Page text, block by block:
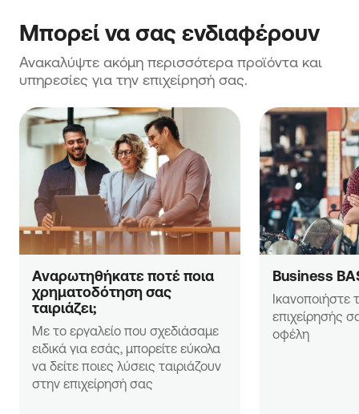
Μπορεί να σας ενδιαφέρουν
Ανακαλύψτε ακόμη περισσότερα προϊόντα και
υπηρεσίες για την επιχείρησή σας.
Αναρωτηθήκατε ποτέ ποια
χρηματοδότηση σας
ταιριάζει;
Με το εργαλείο που σχεδιάσαμε
ειδικά για εσάς, μπορείτε εύκολα
να δείτε ποιες λύσεις ταιριάζουν
στην επιχείρησή σας
Business
Ικανοποιήστε
επιχείρησής
οφέλη